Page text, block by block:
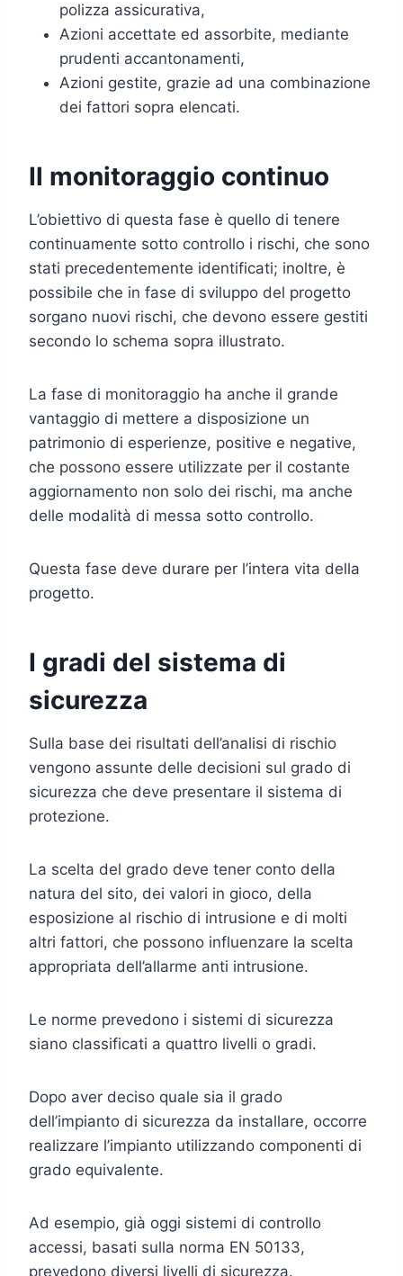
polizza assicurativa,
Azioni accettate ed assorbite, mediante
prudenti accantonamenti,
Azioni gestite, grazie ad una combinazione
dei fattori sopra elencati.
Il monitoraggio continuo
L’obiettivo di questa fase è quello di tenere
continuamente sotto controllo i rischi, che sono
stati precedentemente identificati; inoltre, è
possibile che in fase di sviluppo del progetto
sorgano nuovi rischi, che devono essere gestiti
secondo lo schema sopra illustrato.
La fase di monitoraggio ha anche il grande
vantaggio di mettere a disposizione un
patrimonio di esperienze, positive e negative,
che possono essere utilizzate per il costante
aggiornamento non solo dei rischi, ma anche
delle modalità di messa sotto controllo.
Questa fase deve durare per l’intera vita della
progetto.
I gradi del sistema di
sicurezza
Sulla base dei risultati dell’analisi di rischio
vengono assunte delle decisioni sul grado di
sicurezza che deve presentare il sistema di
protezione.
La scelta del grado deve tener conto della
natura del sito, dei valori in gioco, della
esposizione al rischio di intrusione e di molti
altri fattori, che possono influenzare la scelta
appropriata dell’allarme anti intrusione.
Le norme prevedono i sistemi di sicurezza
siano classificati a quattro livelli o gradi.
Dopo aver deciso quale sia il grado
dell’impianto di sicurezza da installare, occorre
realizzare l’impianto utilizzando componenti di
grado equivalente.
Ad esempio, già oggi sistemi di controllo
accessi, basati sulla norma EN 50133,
prevedono diversi livelli di sicurezza.